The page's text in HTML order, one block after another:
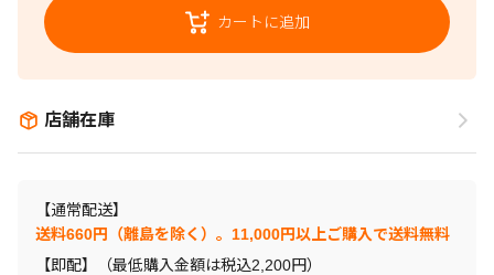
カートに追加
店舗在庫
【通常配送】
送料660円（離島を除く）。11,000円以上ご購入で送料無料
【即配】（最低購入金額は税込2,200円）